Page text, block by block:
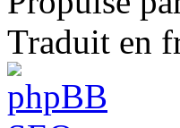
Traduit en